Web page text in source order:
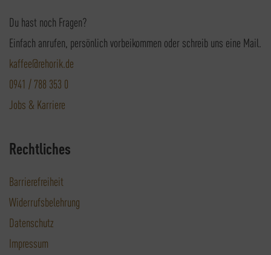
Du hast noch Fragen?
Einfach anrufen, persönlich vorbeikommen oder schreib uns eine Mail.
kaffee@rehorik.de
0941 / 788 353 0
Jobs & Karriere
Rechtliches
Barrierefreiheit
Widerrufsbelehrung
Datenschutz
Impressum